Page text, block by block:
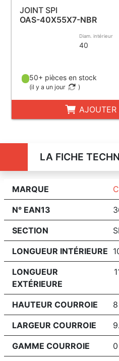
JOINT SPI
OAS-40X55X7-NBR
Diam. intérieur
40
50+ pièces en stock
(il y a un jour )
AJOUTER
LA FICHE
MARQUE
N° EAN13
SECTION
LONGUEUR INTÉRIEURE
LONGUEUR
EXTÉRIEURE
HAUTEUR COURROIE
LARGEUR COURROIE
GAMME COURROIE 0